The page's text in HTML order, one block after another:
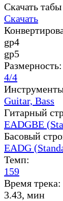
Скачать
Скачать
gp4
gp5
Размерность:
4/4
Guitar, Bass
Гитарный
EADGBE
Басовый
EADG
Темп:
159
Время трека:
3.43, мин